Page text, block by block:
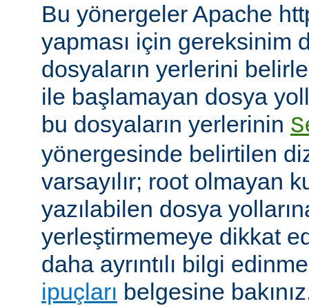
Bu yönergeler Apache
yapması için gereksinim
dosyaların yerlerini
ile başlamayan dosya
bu dosyaların yerlerinin
yönergesinde belirtilen
varsayılır; root olmayan
yazılabilen dosya
yerleştirmemeye dikkat
daha ayrıntılı bilgi
ipuçları belgesine